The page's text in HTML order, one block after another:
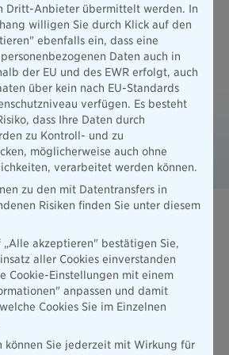
So können Sie Ihren Mietern guten
bieten und mögliche Haftungsrisiken
Haus- und
2025
barrierefrei
Informationsblätter
vorgeschriebenen Muster-
für die "Haus- und
Mehr erfahren
Dritt-Anbieter übermittelt werden. In
willigen Sie durch Klick auf den
ebenfalls ein, dass eine
Daten auch in
der EU und des EWR erfolgt, auch
über kein nach EU-Standards
verfügen. Es besteht
dass Ihre Daten durch
zu Kontroll- und zu
möglicherweise auch ohne
verarbeitet werden können.
zu den mit Datentransfers in
Risiken finden Sie unter diesem
„Alle akzeptieren" bestätigen Sie,
aller Cookies einverstanden
Cookie-Einstellungen mit einem
anpassen und damit
Cookies Sie im Einzelnen
können Sie jederzeit mit Wirkung für